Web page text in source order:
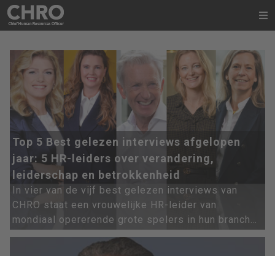
Top 5 Best gelezen interviews afgelopen
jaar: 5 HR-leiders over verandering,
leiderschap en betrokkenheid
In vier van de vijf best gelezen interviews van
CHRO staat een vrouwelijke HR-leider van
mondiaal opererende grote spelers in hun branches
centraal. Zij vertellen over de groeiende
uitdagingen en hun steeds meer strategische rol